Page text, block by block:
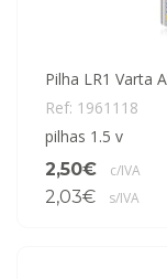
Pilha LR1 Varta
Ref: 1961118
pilhas 1.5 v
2,50€
c/IVA
2,03€ s/IVA